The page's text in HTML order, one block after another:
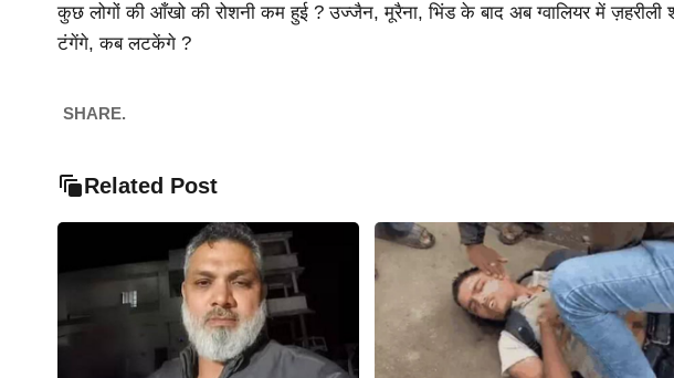
कुछ लोगों की आँखो की रोशनी कम हुई ? उज्जैन, मूरैना, भिंड के बाद अब ग्वालियर में
टंगेंगे, कब लटकेंगे ?
SHARE.
Related Post